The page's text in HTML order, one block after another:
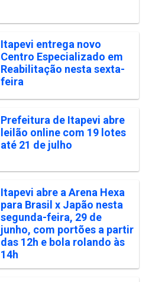
Itapevi entrega novo
Centro Especializado em
Reabilitação nesta sexta-
feira
Prefeitura de Itapevi abre
leilão online com 19 lotes
até 21 de julho
Itapevi abre a Arena Hexa
para Brasil x Japão nesta
segunda-feira, 29 de
junho, com portões a partir
das 12h e bola rolando às
14h